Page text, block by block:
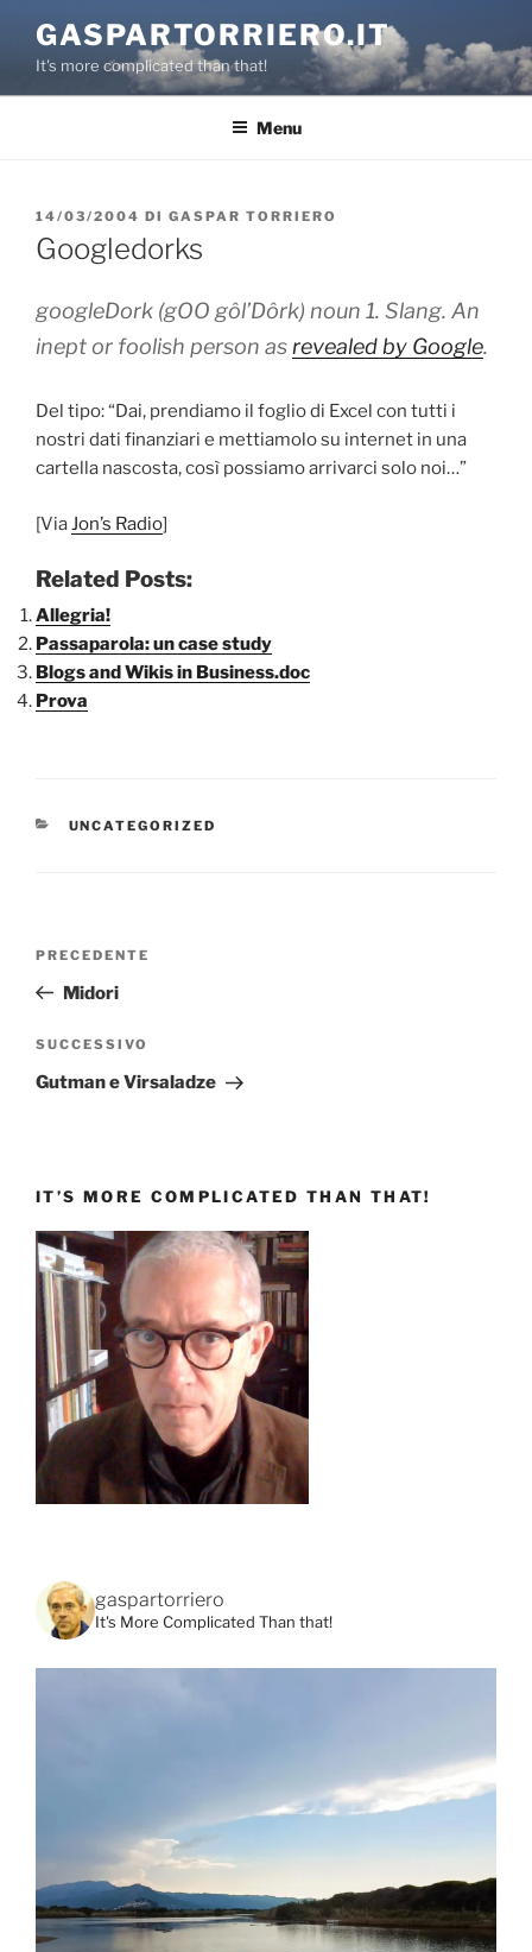
contenuto
GASPARTORRIERO.IT
It's more complicated than that!
Menu
PUBBLICATO
IL
14/03/2004 DI GASPAR TORRIERO
Googledorks
googleDork (gOO gôl’Dôrk) noun 1. Slang. An
inept or foolish person asrevealed by Google.
Del tipo: “Dai, prendiamo il foglio di Excel con tutti i
nostri dati finanziari e mettiamolo su internet in una
cartella nascosta, così possiamo arrivarci solo noi…”
[ViaJon’s Radio]
Related Posts:
Allegria!
Passaparola: un case study
Blogs and Wikis in Business.doc
Prova
CATEGORIE
UNCATEGORIZED
Articolo
precedente:
PRECEDENTE
Midori
Articolo
successivo
SUCCESSIVO
Gutman e Virsaladze
IT’S MORE COMPLICATED THAN THAT!
gaspartorriero
It's More Complicated Than that!